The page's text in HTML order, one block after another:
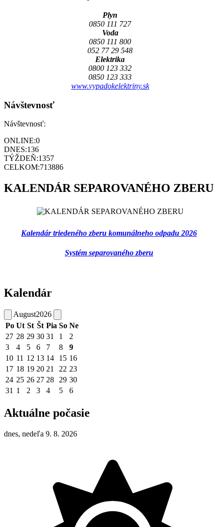
Plyn
0850 111 727
Voda
0850 111 800
052 77 29 548
Elektrika
0800 123 332
0850 123 333
www.vypadokelektriny.sk
Návštevnosť
Návštevnosť:
ONLINE:0
DNES:136
TÝŽDEŇ:1357
CELKOM:713886
KALENDÁR SEPAROVANÉHO ZBERU
Kalendár triedeného zberu komunálneho odpadu 2026
Systém separovaného zberu
Kalendár
August2026
Po Ut St Št Pia So Ne
27 28 29 30 31 1
2
3
4 5 6 7 8
9
10 11 12 13 14 15 16
17 18 19 20 21 22 23
24 25 26 27 28 29 30
31 1 2 3 4 5 6
Aktuálne počasie
dnes, nedeľa 9. 8. 2026